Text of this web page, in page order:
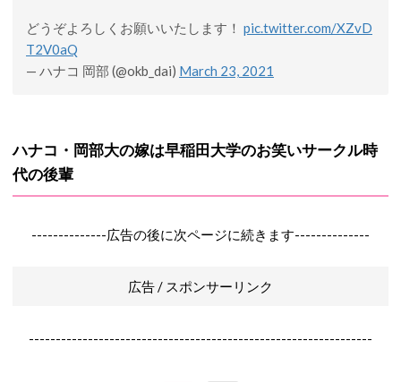
どうぞよろしくお願いいたします！ pic.twitter.com/XZvD
T2V0aQ
— ハナコ 岡部 (@okb_dai) March 23, 2021
ハナコ・岡部大の嫁は早稲田大学のお笑いサークル時
代の後輩
--------------広告の後に次ページに続きます--------------
広告 / スポンサーリンク
----------------------------------------------------------------